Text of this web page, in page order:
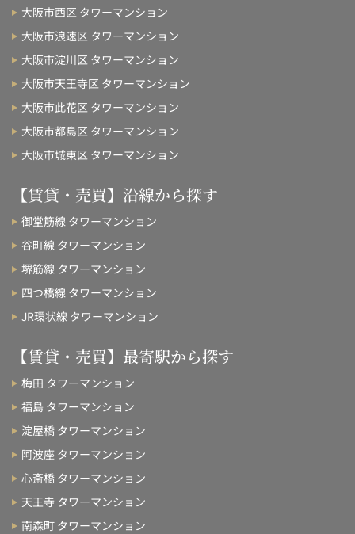
大阪市西区 タワーマンション
大阪市浪速区 タワーマンション
大阪市淀川区 タワーマンション
大阪市天王寺区 タワーマンション
大阪市此花区 タワーマンション
大阪市都島区 タワーマンション
大阪市城東区 タワーマンション
【賃貸・売買】沿線から探す
御堂筋線 タワーマンション
谷町線 タワーマンション
堺筋線 タワーマンション
四つ橋線 タワーマンション
JR環状線 タワーマンション
【賃貸・売買】最寄駅から探す
梅田 タワーマンション
福島 タワーマンション
淀屋橋 タワーマンション
阿波座 タワーマンション
心斎橋 タワーマンション
天王寺 タワーマンション
南森町 タワーマンション